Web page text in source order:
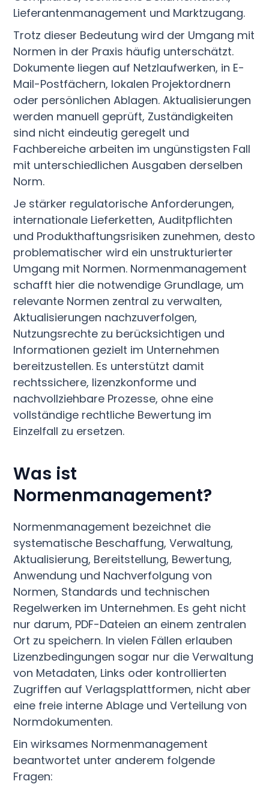
Lieferantenmanagement und Marktzugang.
Trotz dieser Bedeutung wird der Umgang mit
Normen in der Praxis häufig unterschätzt.
Dokumente liegen auf Netzlaufwerken, in E-
Mail-Postfächern, lokalen Projektordnern
oder persönlichen Ablagen. Aktualisierungen
werden manuell geprüft, Zuständigkeiten
sind nicht eindeutig geregelt und
Fachbereiche arbeiten im ungünstigsten Fall
mit unterschiedlichen Ausgaben derselben
Norm.
Je stärker regulatorische Anforderungen,
internationale Lieferketten, Auditpflichten
und Produkthaftungsrisiken zunehmen, desto
problematischer wird ein unstrukturierter
Umgang mit Normen. Normenmanagement
schafft hier die notwendige Grundlage, um
relevante Normen zentral zu verwalten,
Aktualisierungen nachzuverfolgen,
Nutzungsrechte zu berücksichtigen und
Informationen gezielt im Unternehmen
bereitzustellen. Es unterstützt damit
rechtssichere, lizenzkonforme und
nachvollziehbare Prozesse, ohne eine
vollständige rechtliche Bewertung im
Einzelfall zu ersetzen.
Was ist
Normenmanagement?
Normenmanagement bezeichnet die
systematische Beschaffung, Verwaltung,
Aktualisierung, Bereitstellung, Bewertung,
Anwendung und Nachverfolgung von
Normen, Standards und technischen
Regelwerken im Unternehmen. Es geht nicht
nur darum, PDF-Dateien an einem zentralen
Ort zu speichern. In vielen Fällen erlauben
Lizenzbedingungen sogar nur die Verwaltung
von Metadaten, Links oder kontrollierten
Zugriffen auf Verlagsplattformen, nicht aber
eine freie interne Ablage und Verteilung von
Normdokumenten.
Ein wirksames Normenmanagement
beantwortet unter anderem folgende
Fragen: